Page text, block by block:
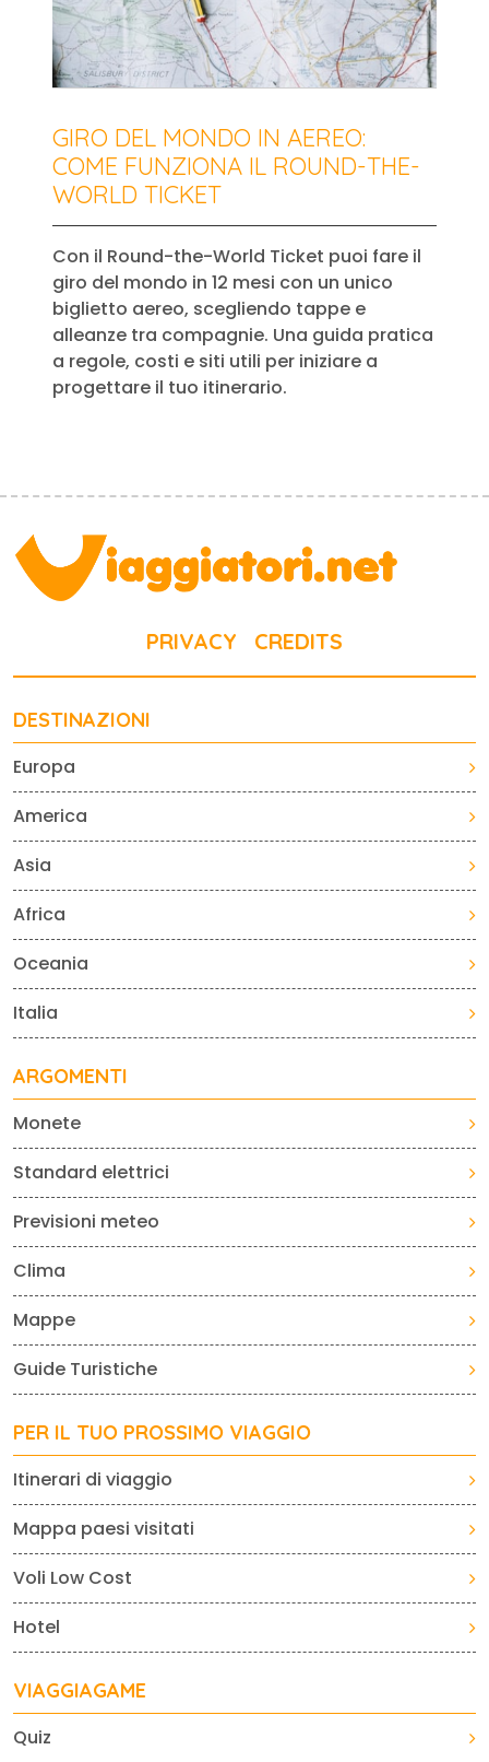
GIRO DEL MONDO IN AEREO:
COME FUNZIONA IL ROUND-THE-
WORLD TICKET
Con il Round-the-World Ticket puoi fare il
giro del mondo in 12 mesi con un unico
biglietto aereo, scegliendo tappe e
alleanze tra compagnie. Una guida pratica
a regole, costi e siti utili per iniziare a
progettare il tuo itinerario.
PRIVACY CREDITS
DESTINAZIONI
Europa
America
Asia
Africa
Oceania
Italia
ARGOMENTI
Monete
Standard elettrici
Previsioni meteo
Clima
Mappe
Guide Turistiche
PER IL TUO PROSSIMO VIAGGIO
Itinerari di viaggio
Mappa paesi visitati
Voli Low Cost
Hotel
VIAGGIAGAME
Quiz